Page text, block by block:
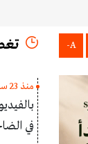
A-
منذ 23 ساعة
في